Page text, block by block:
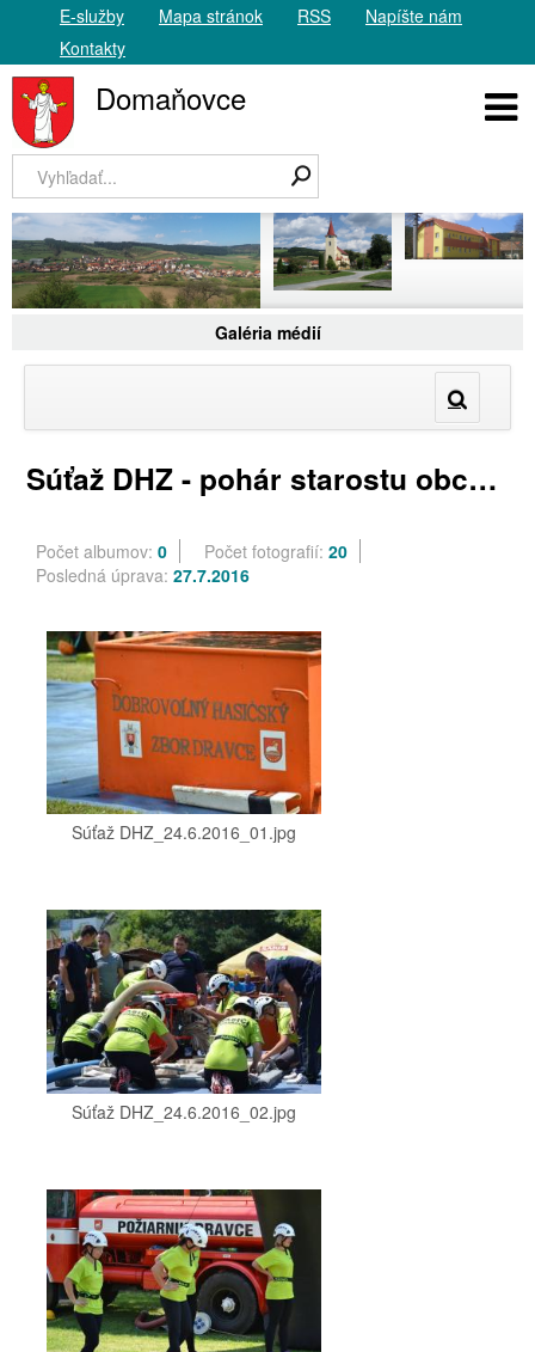
E-služby Mapa stránok RSS
Napíšte nám
Kontakty
Domaňovce
Galéria médií
Súťaž DHZ - pohár starostu obce Dravce 24.6.2016
Počet albumov: 0 Počet fotografií: 20
Posledná úprava: 27.7.2016
Súťaž DHZ_24.6.2016_01.jpg
Súťaž DHZ_24.6.2016_02.jpg